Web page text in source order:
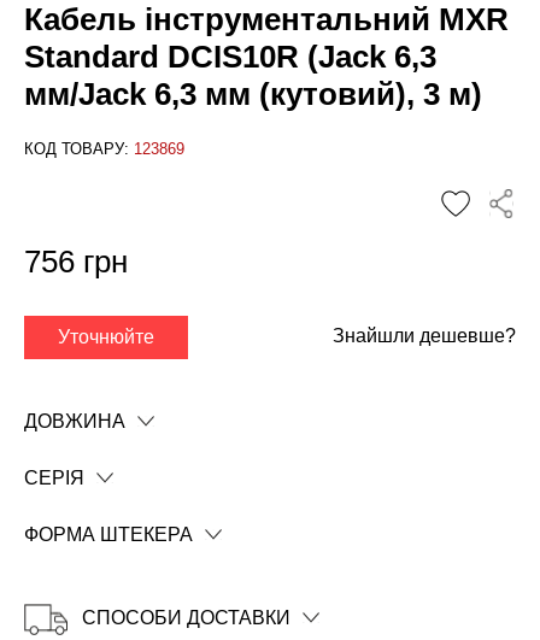
Кабель інструментальний MXR
Standard DCIS10R (Jack 6,3
мм/Jack 6,3 мм (кутовий), 3 м)
КОД ТОВАРУ: 123869
✕
Копіювати
756 грн
Уточнюйте Знайшли дешевше?
ДОВЖИНА
СЕРІЯ
ФОРМА ШТЕКЕРА
СПОСОБИ ДОСТАВКИ